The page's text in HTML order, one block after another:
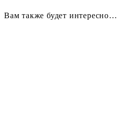
Вам также будет интересно…